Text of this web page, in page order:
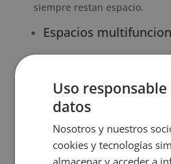
siempre restan espacio.
Espacios
A pesar de que las
deben comprender
actividades. Este hecho
diseñadores de interiores
espacios multifuncionales
con elementos versátilese
Uso responsable
datos
Nosotros y nuestros
cookies y tecnologías
almacenar y acceder a